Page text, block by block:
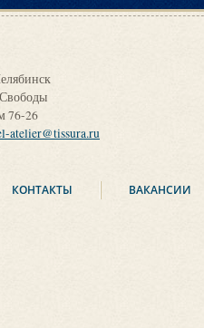
76-26
atelier@tissura.ru
КОНТАКТЫ ВАКАНСИИ